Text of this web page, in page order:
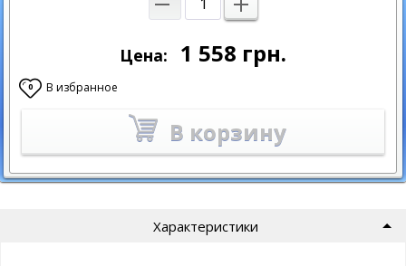
Цена: 1 558 грн.
0 В избранное
В корзину
Характеристики